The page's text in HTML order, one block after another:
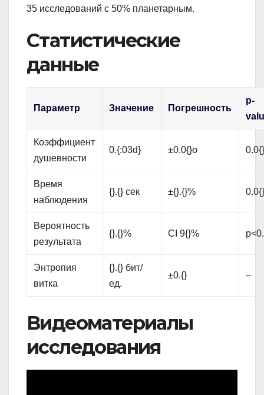
35 исследований с 50% планетарным.
Статистические
данные
Параметр Значение Погрешность
p-
Коэффициент
душевности
0.{:03d} ±0.0{}σ
Время
наблюдения
{}.{} сек ±{}.{}%
Вероятность
результата
{}.{}% CI 9{}%
Энтропия
витка
{}.{} бит/
ед.
±0.{} –
Видеоматериалы
исследования